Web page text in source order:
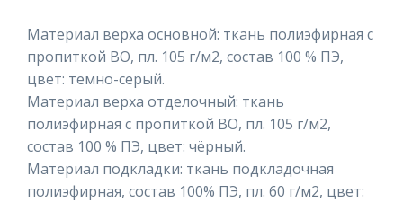
Материал верха основной: ткань полиэфирная с
пропиткой ВО, пл. 105 г/м2, состав 100 % ПЭ,
цвет: темно-серый.
Материал верха отделочный: ткань
полиэфирная с пропиткой ВО, пл. 105 г/м2,
состав 100 % ПЭ, цвет: чёрный.
Материал подкладки: ткань подкладочная
полиэфирная, состав 100% ПЭ, пл. 60 г/м2, цвет: